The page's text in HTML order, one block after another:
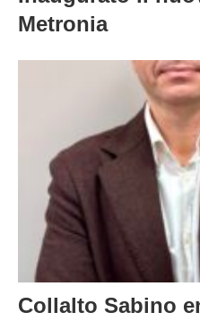
Metronia
Collalto Sabino